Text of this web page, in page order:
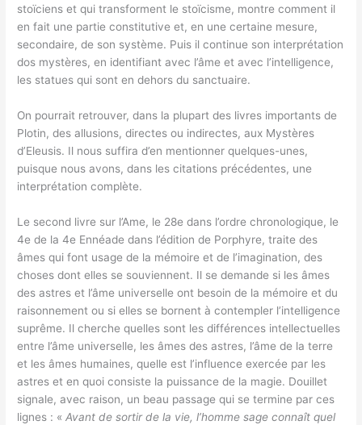
stoïciens et qui transforment le stoïcisme, montre comment il
en fait une partie constitutive et, en une certaine mesure,
secondaire, de son système. Puis il continue son interprétation
dos mystères, en identifiant avec l’âme et avec l’intelligence,
les statues qui sont en dehors du sanctuaire.
On pourrait retrouver, dans la plupart des livres importants de
Plotin, des allusions, directes ou indirectes, aux Mystères
d’Eleusis. Il nous suffira d’en mentionner quelques-unes,
puisque nous avons, dans les citations précédentes, une
interprétation complète.
Le second livre sur l’Ame, le 28e dans l’ordre chronologique, le
4e de la 4e Ennéade dans l’édition de Porphyre, traite des
âmes qui font usage de la mémoire et de l’imagination, des
choses dont elles se souviennent. Il se demande si les âmes
des astres et l’âme universelle ont besoin de la mémoire et du
raisonnement ou si elles se bornent à contempler l’intelligence
suprême. Il cherche quelles sont les différences intellectuelles
entre l’âme universelle, les âmes des astres, l’âme de la terre
et les âmes humaines, quelle est l’influence exercée par les
astres et en quoi consiste la puissance de la magie. Douillet
signale, avec raison, un beau passage qui se termine par ces
lignes : «Avant de sortir de la vie, l’homme sage connaît quel